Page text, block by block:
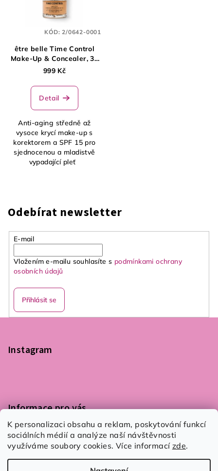
K personalizaci obsahu a reklam, poskytování funkcí
sociálních médií a analýze naší návštěvnosti
využíváme soubory cookies. Více informací zde.
être belle Time Control
Make-Up & Concealer, 30
ml
999 Kč
Detail
Anti-aging středně až
vysoce krycí make-up s
korektorem a SPF 15 pro
sjednocenou a mladistvě
vypadající pleť
KÓD:2/0642-0001
Odebírat newsletter
E-mail
Vložením e-mailu souhlasíte s podmínkami ochrany
osobních údajů
Přihlásit se
Instagram
Informace pro vás
Podmínky ochrany osobních údajů
Obchodní podmínky